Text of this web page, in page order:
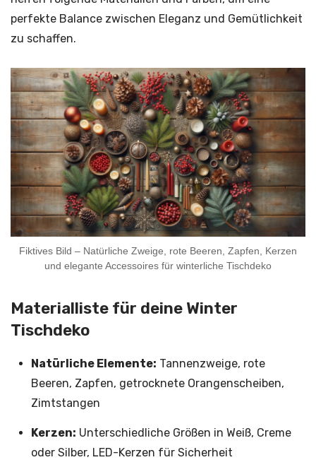
perfekte Balance zwischen Eleganz und Gemütlichkeit
zu schaffen.
Fiktives Bild – Natürliche Zweige, rote Beeren, Zapfen, Kerzen
und elegante Accessoires für winterliche Tischdeko
Materialliste für deine Winter
Tischdeko
Natürliche Elemente: Tannenzweige, rote
Beeren, Zapfen, getrocknete Orangenscheiben,
Zimtstangen
Kerzen: Unterschiedliche Größen in Weiß, Creme
oder Silber, LED-Kerzen für Sicherheit